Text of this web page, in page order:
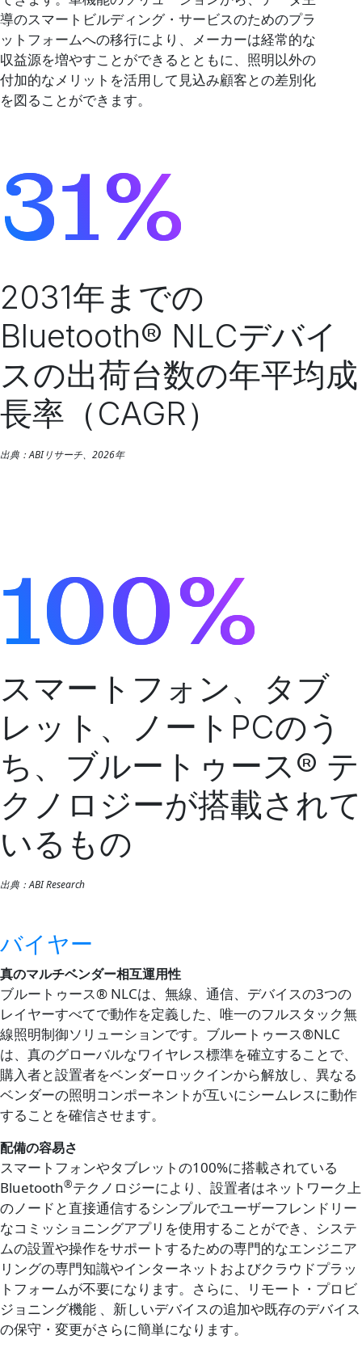
導のスマートビルディング・サービスのためのプラ
ットフォームへの移行により、メーカーは経常的な
収益源を増やすことができるとともに、照明以外の
付加的なメリットを活用して見込み顧客との差別化
を図ることができます。
31%
2031年までの
Bluetooth® NLCデバイ
スの出荷台数の年平均成
長率（CAGR）
出典：ABIリサーチ、2026年
100%
スマートフォン、タブ
レット、ノートPCのう
ち、ブルートゥース® テ
クノロジーが搭載されて
いるもの
出典：ABI Research
バイヤー
真のマルチベンダー相互運用性
ブルートゥース® NLCは、無線、通信、デバイスの3つの
レイヤーすべてで動作を定義した、唯一のフルスタック無
線照明制御ソリューションです。ブルートゥース®NLC
は、真のグローバルなワイヤレス標準を確立することで、
購入者と設置者をベンダーロックインから解放し、異なる
ベンダーの照明コンポーネントが互いにシームレスに動作
することを確信させます。
配備の容易さ
スマートフォンやタブレットの100%に搭載されている
Bluetooth®テクノロジーにより、設置者はネットワーク上
のノードと直接通信するシンプルでユーザーフレンドリー
なコミッショニングアプリを使用することができ、システ
ムの設置や操作をサポートするための専門的なエンジニア
リングの専門知識やインターネットおよびクラウドプラッ
トフォームが不要になります。さらに、リモート・プロビ
ジョニング機能 、新しいデバイスの追加や既存のデバイス
の保守・変更がさらに簡単になります。